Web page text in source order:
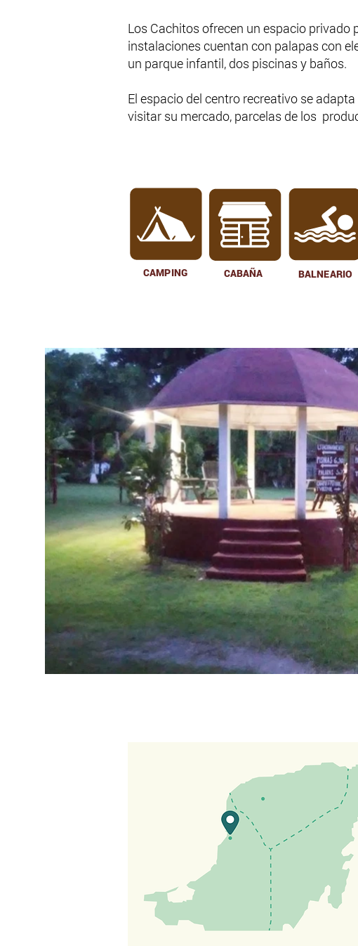
Los Cachitos ofrecen un espacio privado
instalaciones cuentan con palapas con
un parque infantil, dos piscinas y baños.
El espacio del centro recreativo se
visitar su mercado, parcelas de los
CAMPING CABAÑA BALNEARIO